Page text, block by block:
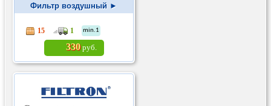
Фильтр воздушный ►
15 1 min.1
330руб.